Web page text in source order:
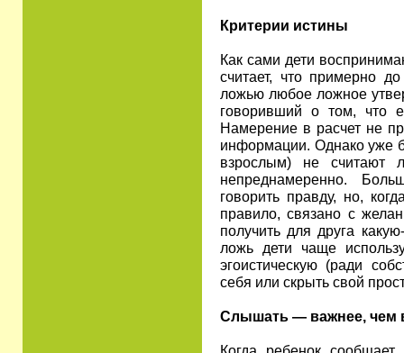
Критерии истины
Как сами дети
считает, что примерно
ложью любое ложное
говоривший о том, что
Намерение в расчет не
информации. Однако уже
взрослым) не считают
непреднамеренно.
говорить правду, но,
правило, связано с
получить для друга
ложь дети чаще
эгоистическую (ради
себя или скрыть свой
Слышать — важнее, чем